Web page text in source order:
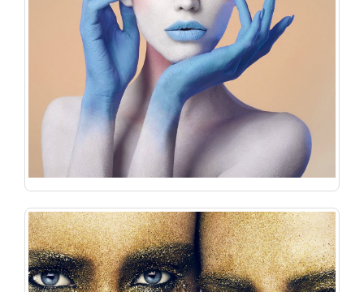
آرایه فراپسند آراز